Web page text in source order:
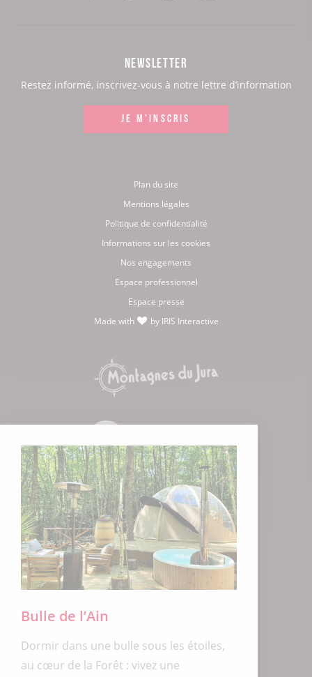
Bulle de l’Ain
Dormir dans une bulle sous les étoiles,
au cœur de la Forêt : vivez une
FacebookInstagramLinkedInYoutube
NEWSLETTER
Restez informé, inscrivez-vous à notre lettre d’information
JE M'INSCRIS
Plan du site
Mentions légales
Politique de confidentialité
Informations sur les cookies
Nos engagements
Espace professionnel
Espace presse
Made with
by IRIS Interactive